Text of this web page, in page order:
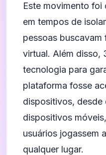
Este movimento foi
em tempos de
pessoas buscavam
virtual. Além disso,
tecnologia para
plataforma fosse
dispositivos,
dispositivos
usuários jogassem
qualquer lugar.